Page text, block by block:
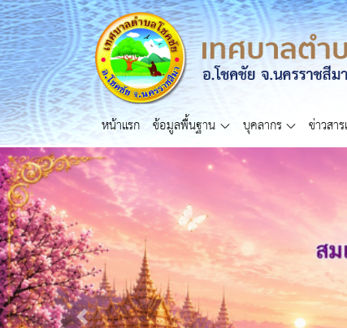
หน้าแรก ข้อมูลพื้นฐาน บุคลากร ข่าวสา